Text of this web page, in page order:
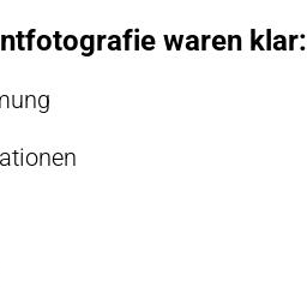
waren klar: